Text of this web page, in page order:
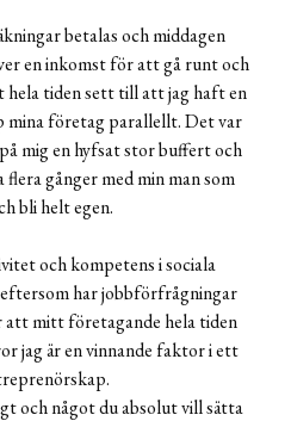
betalas och middagen
en inkomst för att gå runt och
hela tiden sett till att jag haft en
mina företag parallellt. Det var
mig en hyfsat stor buffert och
gånger med min man som
bli helt egen.
och kompetens i sociala
har jobbförfrågningar
att mitt företagande hela tiden
jag är en vinnande faktor i ett
och något du absolut vill sätta